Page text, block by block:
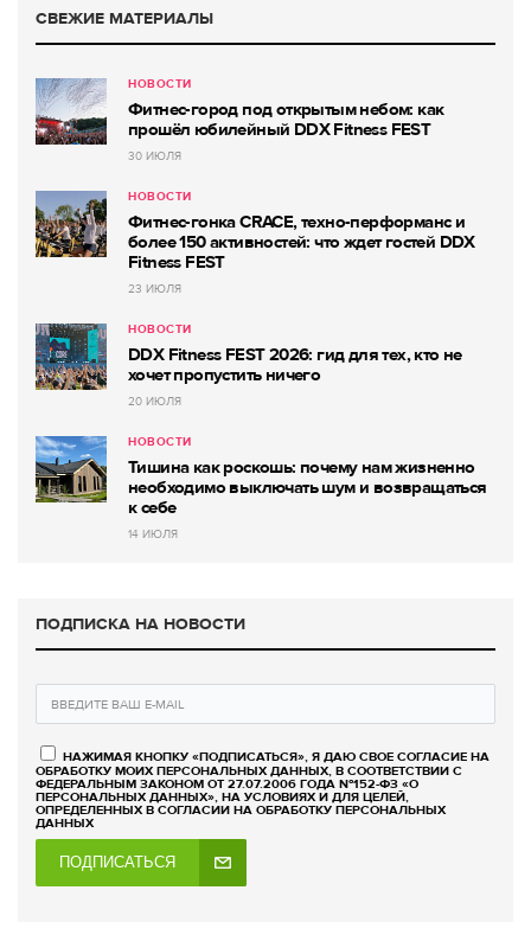
СВЕЖИЕ МАТЕРИАЛЫ
НОВОСТИ
Фитнес-город под открытым небом: как
прошёл юбилейный DDX Fitness FEST
30 ИЮЛЯ
НОВОСТИ
Фитнес-гонка CRACE, техно-перформанс и
более 150 активностей: что ждет гостей DDX
Fitness FEST
23 ИЮЛЯ
НОВОСТИ
DDX Fitness FEST 2026: гид для тех, кто не
хочет пропустить ничего
20 ИЮЛЯ
НОВОСТИ
Тишина как роскошь: почему нам жизненно
необходимо выключать шум и возвращаться
к себе
14 ИЮЛЯ
ПОДПИСКА НА НОВОСТИ
НАЖИМАЯ КНОПКУ «ПОДПИСАТЬСЯ», Я ДАЮ СВОЕ СОГЛАСИЕ НА
ОБРАБОТКУ МОИХ ПЕРСОНАЛЬНЫХ ДАННЫХ, В СООТВЕТСТВИИ С
ФЕДЕРАЛЬНЫМ ЗАКОНОМ ОТ 27.07.2006 ГОДА №152-ФЗ «О
ПЕРСОНАЛЬНЫХ ДАННЫХ», НА УСЛОВИЯХ И ДЛЯ ЦЕЛЕЙ,
ОПРЕДЕЛЕННЫХ В СОГЛАСИИ НА ОБРАБОТКУ ПЕРСОНАЛЬНЫХ
ДАННЫХ
ПОДПИСАТЬСЯ